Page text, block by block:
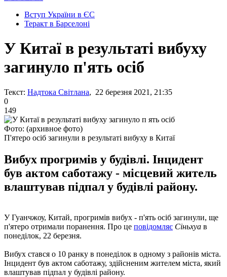
Вступ України в ЄС
Теракт в Барселоні
У Китаї в результаті вибуху
загинуло п'ять осіб
Текст: Надтока Світлана, 22 березня 2021, 21:35
0
149
Фото: (архивное фото)
П'ятеро осіб загинули в результаті вибуху в Китаї
Вибух прогримів у будівлі. Інцидент
був актом саботажу - місцевий житель
влаштував підпал у будівлі району.
У Гуанчжоу, Китай, прогримів вибух - п'ять осіб загинули, ще
п'ятеро отримали поранення. Про це повідомляє Сіньхуа в
понеділок, 22 березня.
Вибух стався о 10 ранку в понеділок в одному з районів міста.
Інцидент був актом саботажу, здійсненим жителем міста, який
влаштував підпал у будівлі району.